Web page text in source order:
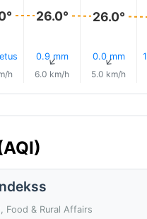
h
26.0°
0.9 mm
↑
6.0 km/h
26.0°
0.0 mm
↑
5.0 km/h
Food & Rural Affairs